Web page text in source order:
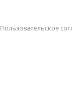
Пользовательское